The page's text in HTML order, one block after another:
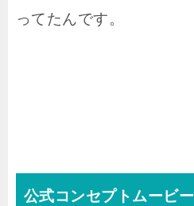
ってたんです。
公式コンセプトムービー